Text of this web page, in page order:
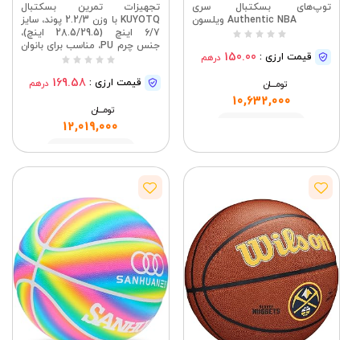
توپ‌های بسکتبال سری
Authentic NBA ویلسون
قیمت ارزی : 150.00 درهم
تومــــــان
10,632,000
تجهیزات تمرین بسکتبال
KUYOTQ با وزن 2.2/3 پوند، سایز
6/7 اینچ (28.5/29.5 اینچ)،
جنس چرم PU، مناسب برای بانوان
و آقایان جوان، بهبود مهارت
خالی)
قیمت ارزی : 169.58 درهم
تومــــــان
12,019,000
مشاهده